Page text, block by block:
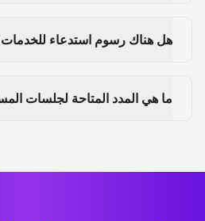
هل هناك رسوم استدعاء للخدمات
ما هي المدد المتاحة لجلسات